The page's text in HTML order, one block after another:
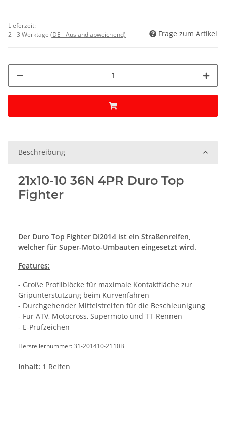
Lieferzeit:
2 - 3 Werktage (DE - Ausland abweichend) Frage zum Artikel
Beschreibung
21x10-10 36N 4PR Duro Top
Fighter
Der Duro Top Fighter DI2014 ist ein Straßenreifen,
welcher für Super-Moto-Umbauten eingesetzt wird.
Features:
- Große Profilblöcke für maximale Kontaktfläche zur
Gripunterstützung beim Kurvenfahren
- Durchgehender Mittelstreifen für die Beschleunigung
- Für ATV, Motocross, Supermoto und TT-Rennen
- E-Prüfzeichen
Herstellernummer: 31-201410-2110B
Inhalt: 1 Reifen